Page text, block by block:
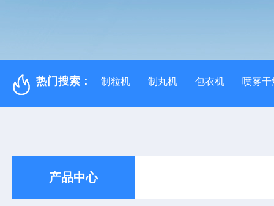
热门搜索： 制粒机 制丸机 包衣机 喷雾干
产品中心